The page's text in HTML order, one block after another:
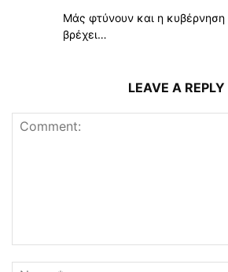
Μάς φτύνουν και η κυβέρνηση
βρέχει…
LEAVE A REPLY